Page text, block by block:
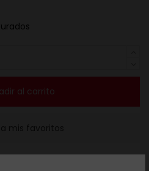
al carrito